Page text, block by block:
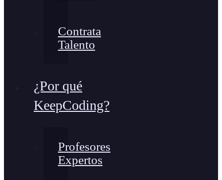
Contrata
Talento
¿Por qué
KeepCoding?
Profesores
Expertos